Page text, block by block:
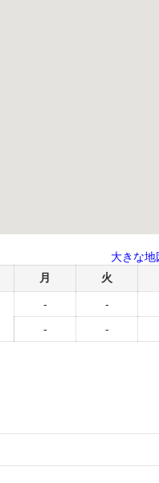
大きな地
月 火
- -
-
-